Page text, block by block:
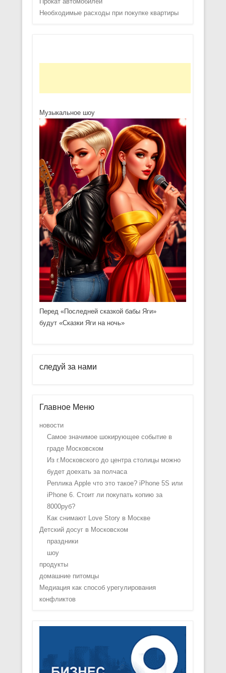
Необходимые расходы при покупке квартиры
Музыкальное шоу
Перед «Последней сказкой бабы Яги»
будут «Сказки Яги на ночь»
следуй за нами
Главное Меню
новости
Самое значимое шокирующее событие в
граде Московском
Из г.Московского до центра столицы можно
будет доехать за полчаса
Реплика Apple что это такое? iPhone 5S или
iPhone 6. Стоит ли покупать копию за
8000руб?
Как снимают Love Story в Москве
Детский досуг в Московском
праздники
шоу
продукты
домашние питомцы
Медиация как способ урегулирования
конфликтов